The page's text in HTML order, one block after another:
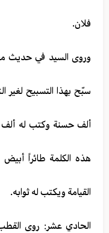
فلان.
وروى السيد في حديث
سبّح بهذا التسبيح لغير
ألف حسنة وكتب له
هذه الكلمة طائراً أبيض
القيامة ويكتب له ثوابه.
الحادي عشر: روى القطب